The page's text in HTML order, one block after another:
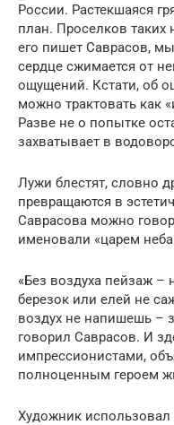
России. Растекшаяся
план. Проселков таких
его пишет Саврасов,
сердце сжимается от
ощущений. Кстати, об
можно трактовать как
Разве не о попытке
захватывает в
Лужи блестят, словно
превращаются в
Саврасова можно
именовали «царем
«Без воздуха пейзаж
березок или елей не
воздух не напишешь –
говорил Саврасов. И
импрессионистами,
полноценным героем
Художник